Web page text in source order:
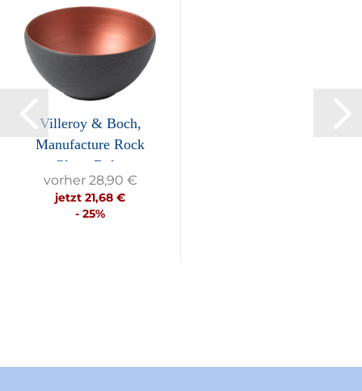
Villeroy & Boch,
Manufacture Rock
Glow, Bol...
vorher 28,90 €
jetzt 21,68 €
- 25%